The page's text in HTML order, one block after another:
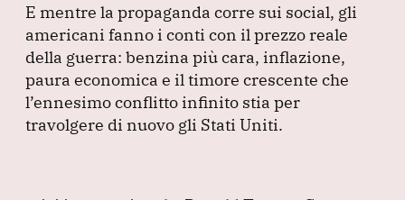
E mentre la propaganda corre sui social, gli
americani fanno i conti con il prezzo reale
della guerra: benzina più cara, inflazione,
paura economica e il timore crescente che
l’ennesimo conflitto infinito stia per
travolgere di nuovo gli Stati Uniti.